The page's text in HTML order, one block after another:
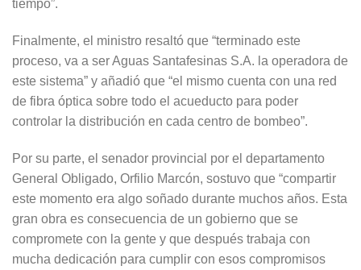
tiempo”.
Finalmente, el ministro resaltó que “terminado este
proceso, va a ser Aguas Santafesinas S.A. la operadora de
este sistema” y añadió que “el mismo cuenta con una red
de fibra óptica sobre todo el acueducto para poder
controlar la distribución en cada centro de bombeo”.
Por su parte, el senador provincial por el departamento
General Obligado, Orfilio Marcón, sostuvo que “compartir
este momento era algo soñado durante muchos años. Esta
gran obra es consecuencia de un gobierno que se
compromete con la gente y que después trabaja con
mucha dedicación para cumplir con esos compromisos